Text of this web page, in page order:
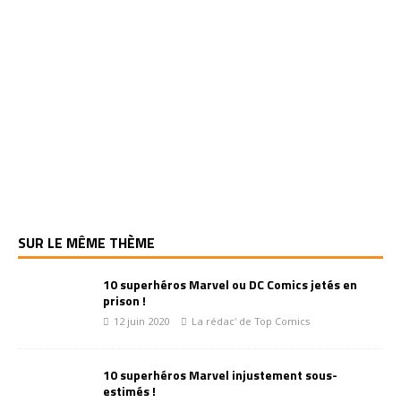
SUR LE MÊME THÈME
10 superhéros Marvel ou DC Comics jetés en
prison !
12 juin 2020 La rédac' de Top Comics
10 superhéros Marvel injustement sous-
estimés !